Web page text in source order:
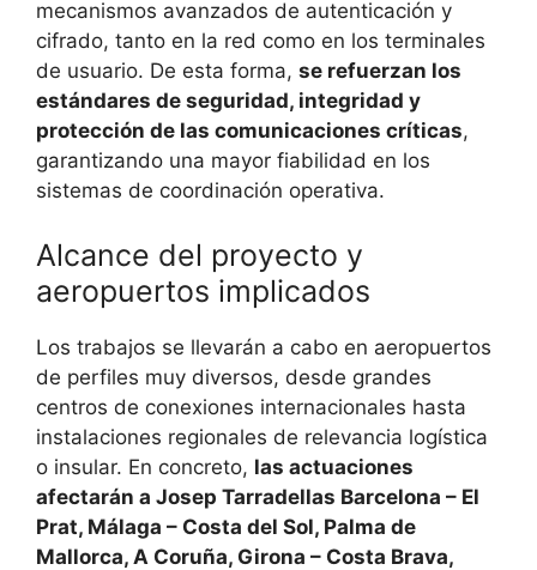
mecanismos avanzados de autenticación y
cifrado, tanto en la red como en los terminales
de usuario. De esta forma, se refuerzan los
estándares de seguridad, integridad y
protección de las comunicaciones críticas,
garantizando una mayor fiabilidad en los
sistemas de coordinación operativa.
Alcance del proyecto y
aeropuertos implicados
Los trabajos se llevarán a cabo en aeropuertos
de perfiles muy diversos, desde grandes
centros de conexiones internacionales hasta
instalaciones regionales de relevancia logística
o insular. En concreto, las actuaciones
afectarán a Josep Tarradellas Barcelona – El
Prat, Málaga – Costa del Sol, Palma de
Mallorca, A Coruña, Girona – Costa Brava,